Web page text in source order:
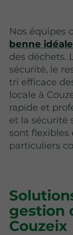
Nos équipes
benne idéale
des déchets.
sécurité, le
tri efficace
locale à
rapide et
et la sécurité
sont flexibles
particuliers
gestion
Couzeix